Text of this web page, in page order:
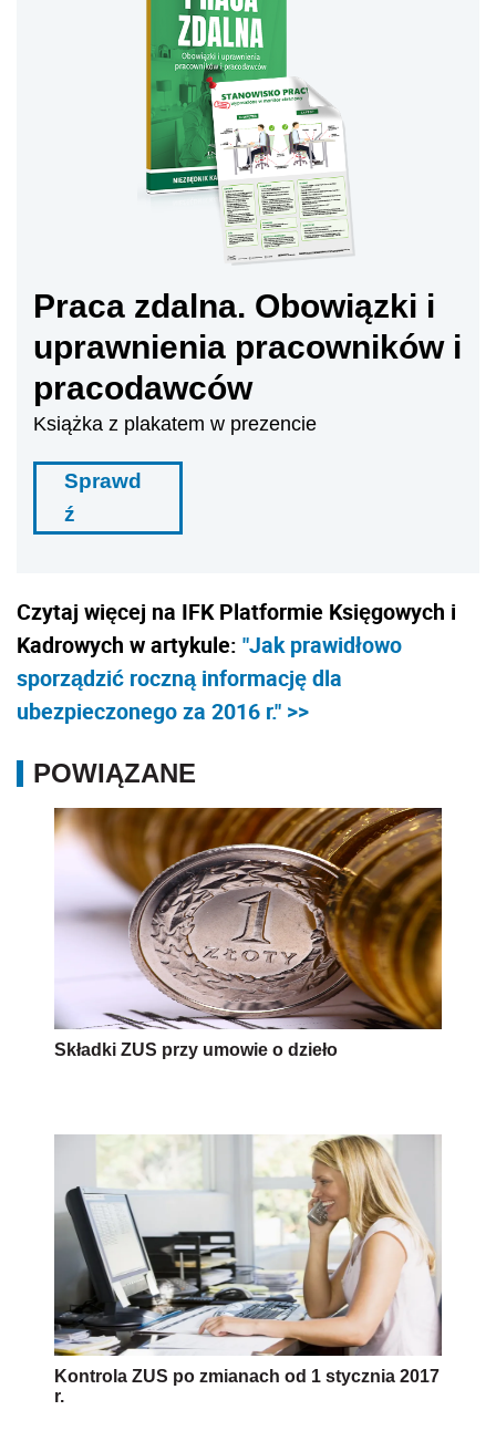
Praca zdalna. Obowiązki i
uprawnienia pracowników i
pracodawców
Książka z plakatem w prezencie
Sprawd
ź
Czytaj więcej na IFK Platformie Księgowych i
Kadrowych w artykule: "Jak prawidłowo
sporządzić roczną informację dla
ubezpieczonego za 2016 r." >>
POWIĄZANE
Składki ZUS przy umowie o dzieło
Kontrola ZUS po zmianach od 1 stycznia 2017
r.